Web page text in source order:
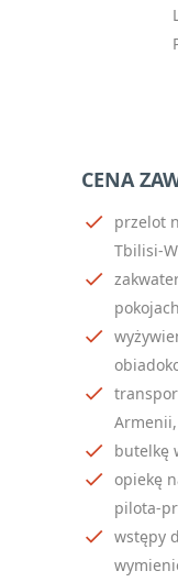
CENA
przelot
Tbilisi-
Armenii,
butelkę
opiekę
pilota-
wstępy